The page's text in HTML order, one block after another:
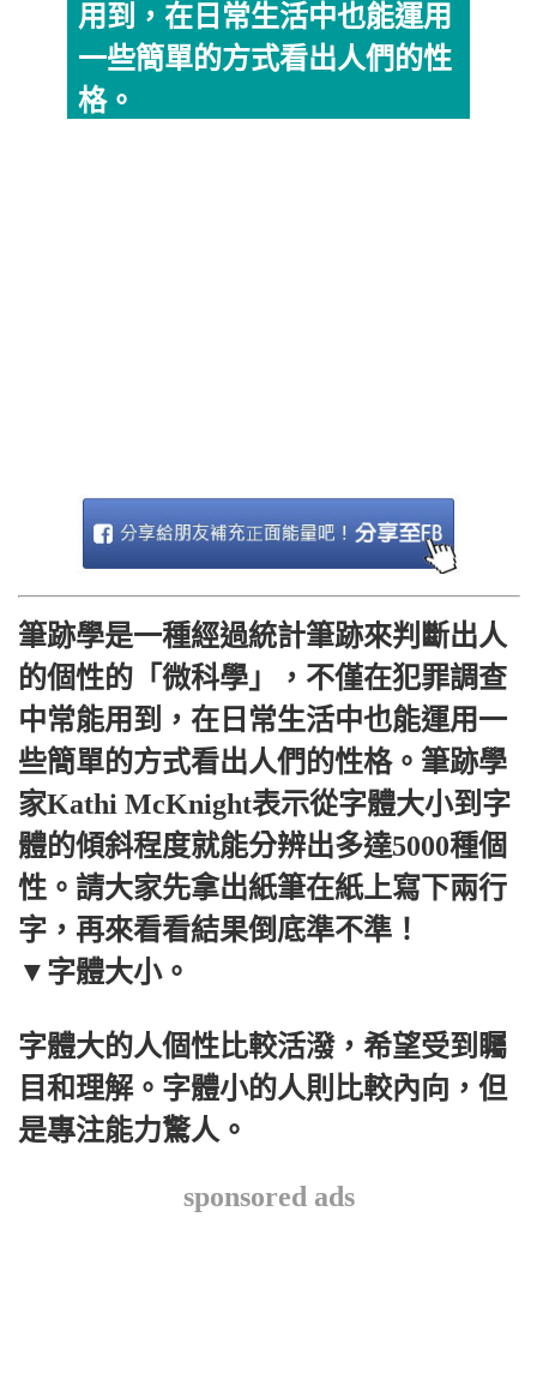
用到，在日常生活中也能運用
一些簡單的方式看出人們的性
格。
筆跡學是一種經過統計筆跡來判斷出人
的個性的「微科學」，不僅在犯罪調查
中常能用到，在日常生活中也能運用一
些簡單的方式看出人們的性格。筆跡學
家Kathi McKnight表示從字體大小到字
體的傾斜程度就能分辨出多達5000種個
性。請大家先拿出紙筆在紙上寫下兩行
字，再來看看結果倒底準不準！
▼字體大小。
字體大的人個性比較活潑，希望受到矚
目和理解。字體小的人則比較內向，但
是專注能力驚人。
sponsored ads